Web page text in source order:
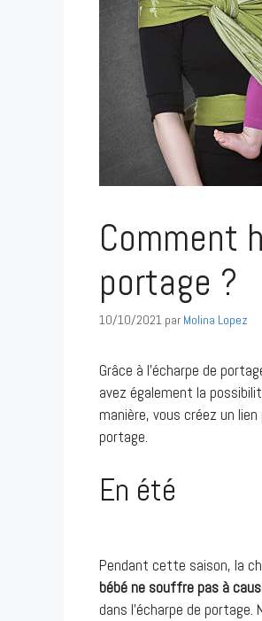
Comment
portage ?
10/10/2021 par Molina Lopez
Grâce à l’écharpe de
avez également la
manière, vous créez un
portage.
En été
Pendant cette saison, la
bébé ne souffre pas à
dans l’écharpe de portage.